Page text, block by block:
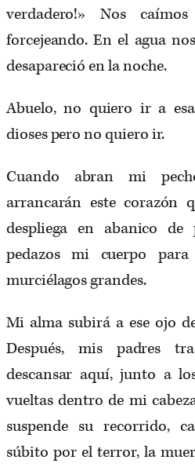
verdadero!» Nos
forcejeando. En el agua
desapareció en la noche.
Abuelo, no quiero ir a
dioses pero no quiero ir.
Cuando abran mi
arrancarán este corazón
despliega en abanico de
pedazos mi cuerpo para
murciélagos grandes.
Mi alma subirá a ese ojo
Después, mis padres
descansar aquí, junto a
vueltas dentro de mi
suspende su recorrido,
súbito por el terror, la